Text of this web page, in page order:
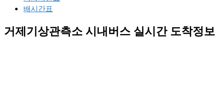
배시간표
거제기상관측소 시내버스 실시간 도착정보